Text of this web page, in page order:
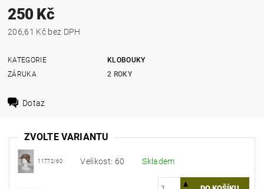
250 Kč
206,61 Kč bez DPH
KATEGORIE
KLOBOUKY
ZÁRUKA
2 ROKY
Dotaz
ZVOLTE VARIANTU
11772/60 Velikost: 60 Skladem